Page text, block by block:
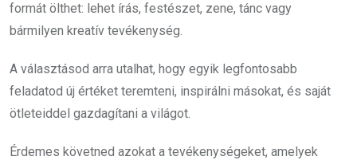
formát ölthet: lehet írás, festészet, zene, tánc vagy
bármilyen kreatív tevékenység.
A választásod arra utalhat, hogy egyik legfontosabb
feladatod új értéket teremteni, inspirálni másokat, és saját
ötleteiddel gazdagítani a világot.
Érdemes követned azokat a tevékenységeket, amelyek